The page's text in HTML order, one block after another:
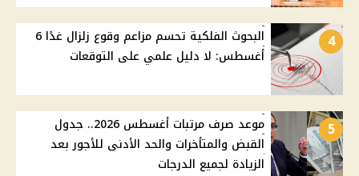
4
البحوث الفلكية تحسم مزاعم وقوع زلزال غدًا 6
أغسطس: لا دليل علمي على التوقعات
5
موعد صرف مرتبات أغسطس 2026.. جدول
القبض والمتأخرات والحد الأدنى للأجور بعد
الزيادة لجميع الدرجات